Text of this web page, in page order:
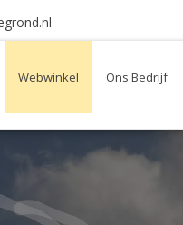
Webwinkel Ons Bedrijf